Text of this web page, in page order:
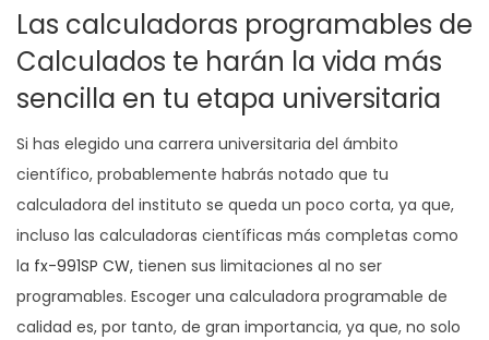
Las calculadoras programables de
Calculados te harán la vida más
sencilla en tu etapa universitaria
Si has elegido una carrera universitaria del ámbito
científico, probablemente habrás notado que tu
calculadora del instituto se queda un poco corta, ya que,
incluso las calculadoras científicas más completas como
la fx-991SP CW, tienen sus limitaciones al no ser
programables. Escoger una calculadora programable de
calidad es, por tanto, de gran importancia, ya que, no solo